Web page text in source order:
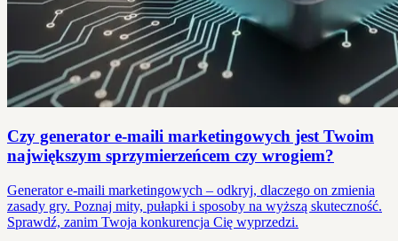
Czy generator e-maili marketingowych jest Twoim
największym sprzymierzeńcem czy wrogiem?
Generator e-maili marketingowych – odkryj, dlaczego on zmienia
zasady gry. Poznaj mity, pułapki i sposoby na wyższą skuteczność.
Sprawdź, zanim Twoja konkurencja Cię wyprzedzi.